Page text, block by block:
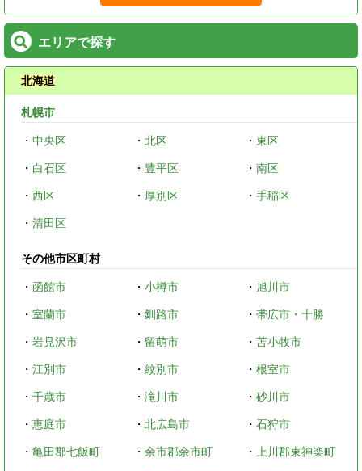
エリアで探す
北海道
札幌市
・ 中央区 ・ 北区 ・東区
・ 白石区 ・ 豊平区 ・南区
・ 西区 ・ 厚別区 ・手稲区
・ 清田区
その他市区町村
・ 函館市 ・ 小樽市 ・ 旭川市
・ 室蘭市 ・ 釧路市 ・帯広市・十勝
・ 岩見沢市 ・ 留萌市 ・苫小牧市
・ 江別市 ・ 紋別市 ・根室市
・ 千歳市 ・ 滝川市 ・砂川市
・ 恵庭市 ・ 北広島市 ・石狩市
・ 亀田郡七飯町 ・ 余市郡余市町 ・ 上川郡東神楽町